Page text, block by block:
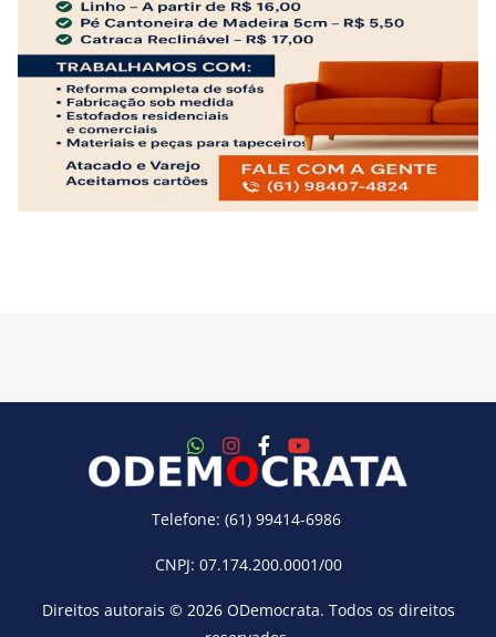
Telefone: (61) 99414-6986
CNPJ: 07.174.200.0001/00
Direitos autorais © 2026 ODemocrata. Todos os direitos